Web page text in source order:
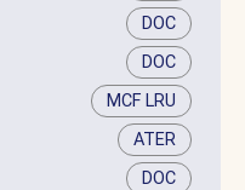
DOC
DOC
MCF LRU
ATER
DOC